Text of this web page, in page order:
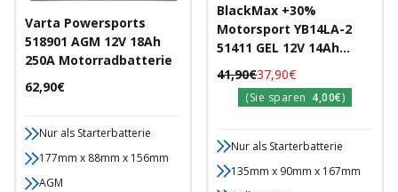
Varta Powersports
518901 AGM 12V 18Ah
250A Motorradbatterie
Angebotspreis
62,90€
Nur als Starterbatterie
177mm x 88mm x 156mm
AGM
BlackMax +30%
Motorsport YB14LA-2
51411 GEL 12V 14Ah
270A/EN
Motorradbatterie
Angebotspreis
37,90€
Regulärer
Preis
41,90€
(Sie sparen 4,00€)
Nur als Starterbatterie
135mm x 90mm x 167mm